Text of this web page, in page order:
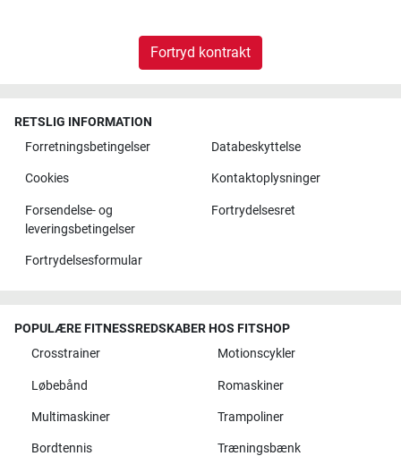
Fortryd kontrakt
RETSLIG INFORMATION
Forretningsbetingelser
Databeskyttelse
Cookies Kontaktoplysninger
Forsendelse- og
leveringsbetingelser
Fortrydelsesret
Fortrydelsesformular
POPULÆRE FITNESSREDSKABER HOS FITSHOP
Crosstrainer
Motionscykler
Løbebånd Romaskiner
Multimaskiner Trampoliner
Bordtennis Træningsbænk